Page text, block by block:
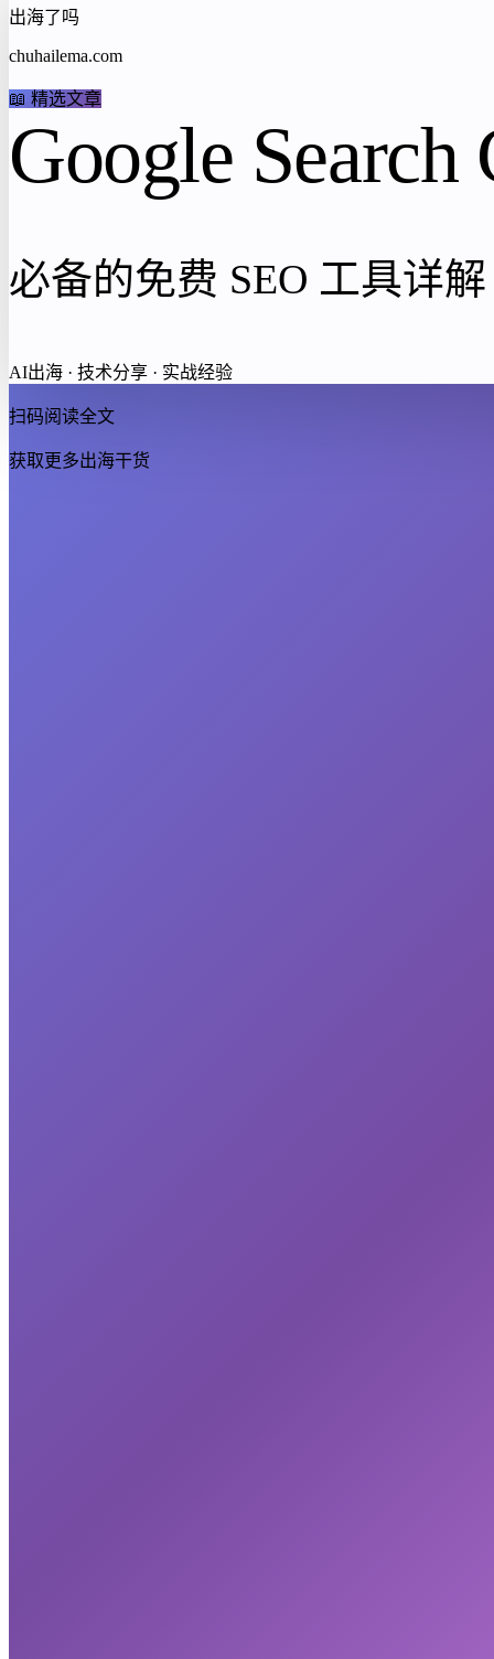
出海了吗
chuhailema.com
📖 精选文章
Google Search
必备的免费 SEO 工具详解
AI出海 · 技术分享 · 实战经验
扫码阅读全文
获取更多出海干货